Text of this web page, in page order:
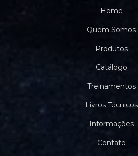
Home
Quem Somos
Produtos
Catálogo
Treinamentos
Livros Técnicos
Informações
Contato